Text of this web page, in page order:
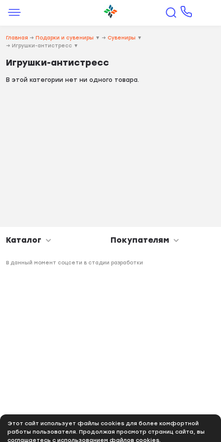
Этот сайт использует файлы cookies для более комфортной
работы пользователя. Продолжая просмотр страниц сайта, вы
соглашаетесь с использованием файлов cookies.
Главная → Подарки и сувениры ▼ → Сувениры ▼
→ Игрушки-антистресс ▼
Игрушки-антистресс
В этой категории нет ни одного товара.
Каталог Покупателям
В данный момент соцсети в стадии разработки